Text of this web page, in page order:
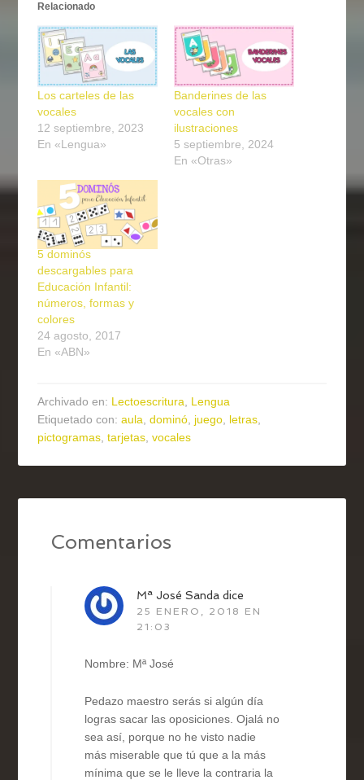
Relacionado
Los carteles de las
vocales
12 septiembre, 2023
En «Lengua»
Banderines de las
vocales con
ilustraciones
5 septiembre, 2024
En «Otras»
5 dominós
descargables para
Educación Infantil:
números, formas y
colores
24 agosto, 2017
En «ABN»
Archivado en: Lectoescritura
Lengua
Etiquetado con:aula ,dominó juego letras
pictogramas ,tarjetas ,vocales
Comentarios
Mª José Sanda dice
25 ENERO, 2018 EN
21:03
Nombre: Mª José
Pedazo maestro serás si algún día
logras sacar las oposiciones. Ojalá no
sea así, porque no he visto nadie
más miserable que tú que a la más
mínima que se le lleve la contraria la